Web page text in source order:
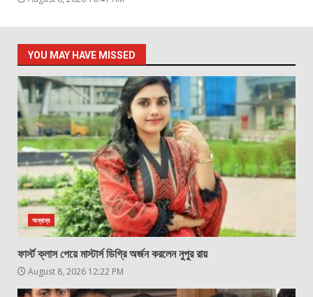
YOU MAY HAVE MISSED
অন্যান্য
ফার্স্ট ক্লাস পেয়ে মাস্টার্স ডিগ্রি অর্জন করলেন নুপুর রায়
August 8, 2026 12:22 PM